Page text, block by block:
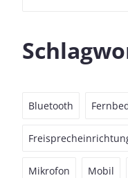
Bluetooth
Mikrofon Mobil